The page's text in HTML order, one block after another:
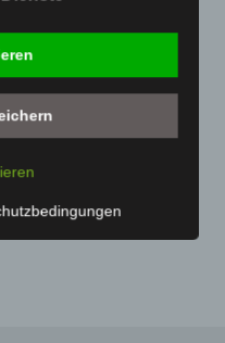
Cookies sind